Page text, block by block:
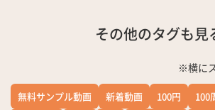
その他のタグも見
※横に
無料サンプル動画 新着動画 100円 100